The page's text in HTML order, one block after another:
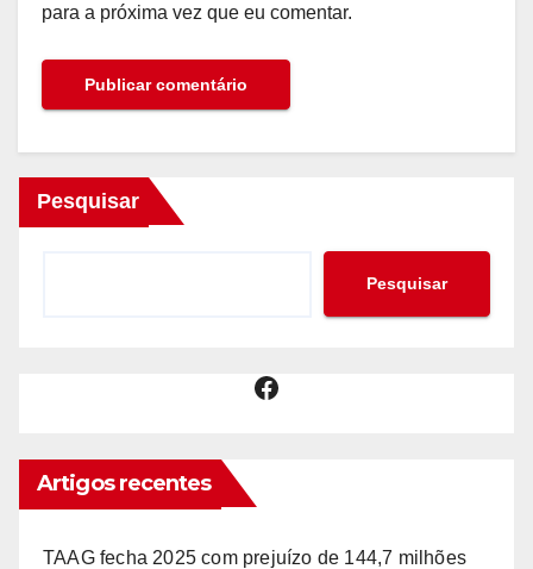
para a próxima vez que eu comentar.
Pesquisar
Pesquisar
Facebook
Artigos recentes
TAAG fecha 2025 com prejuízo de 144,7 milhões